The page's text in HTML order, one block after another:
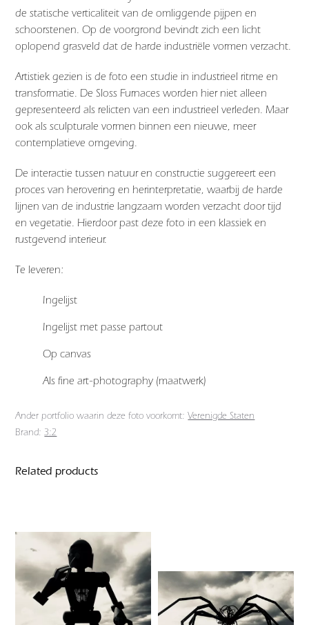
de statische verticaliteit van de omliggende pijpen en
schoorstenen. Op de voorgrond bevindt zich een licht
oplopend grasveld dat de harde industriële vormen verzacht.
Artistiek gezien is de foto een studie in industrieel ritme en
transformatie. De Sloss Furnaces worden hier niet alleen
gepresenteerd als relicten van een industrieel verleden. Maar
ook als sculpturale vormen binnen een nieuwe, meer
contemplatieve omgeving.
De interactie tussen natuur en constructie suggereert een
proces van herovering en herinterpretatie, waarbij de harde
lijnen van de industrie langzaam worden verzacht door tijd
en vegetatie. Hierdoor past deze foto in een klassiek en
rustgevend interieur.
Te leveren:
Ingelijst
Ingelijst met passe partout
Op canvas
Als fine art-photography (maatwerk)
Ander portfolio waarin deze foto voorkomt:Verenigde Staten
Brand: 3:2
Related products